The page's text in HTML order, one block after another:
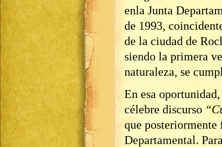
enla Junta
de 1993,
de la ciudad de
siendo la primera
naturaleza, se
En esa
célebre discurso
que
Departamental.